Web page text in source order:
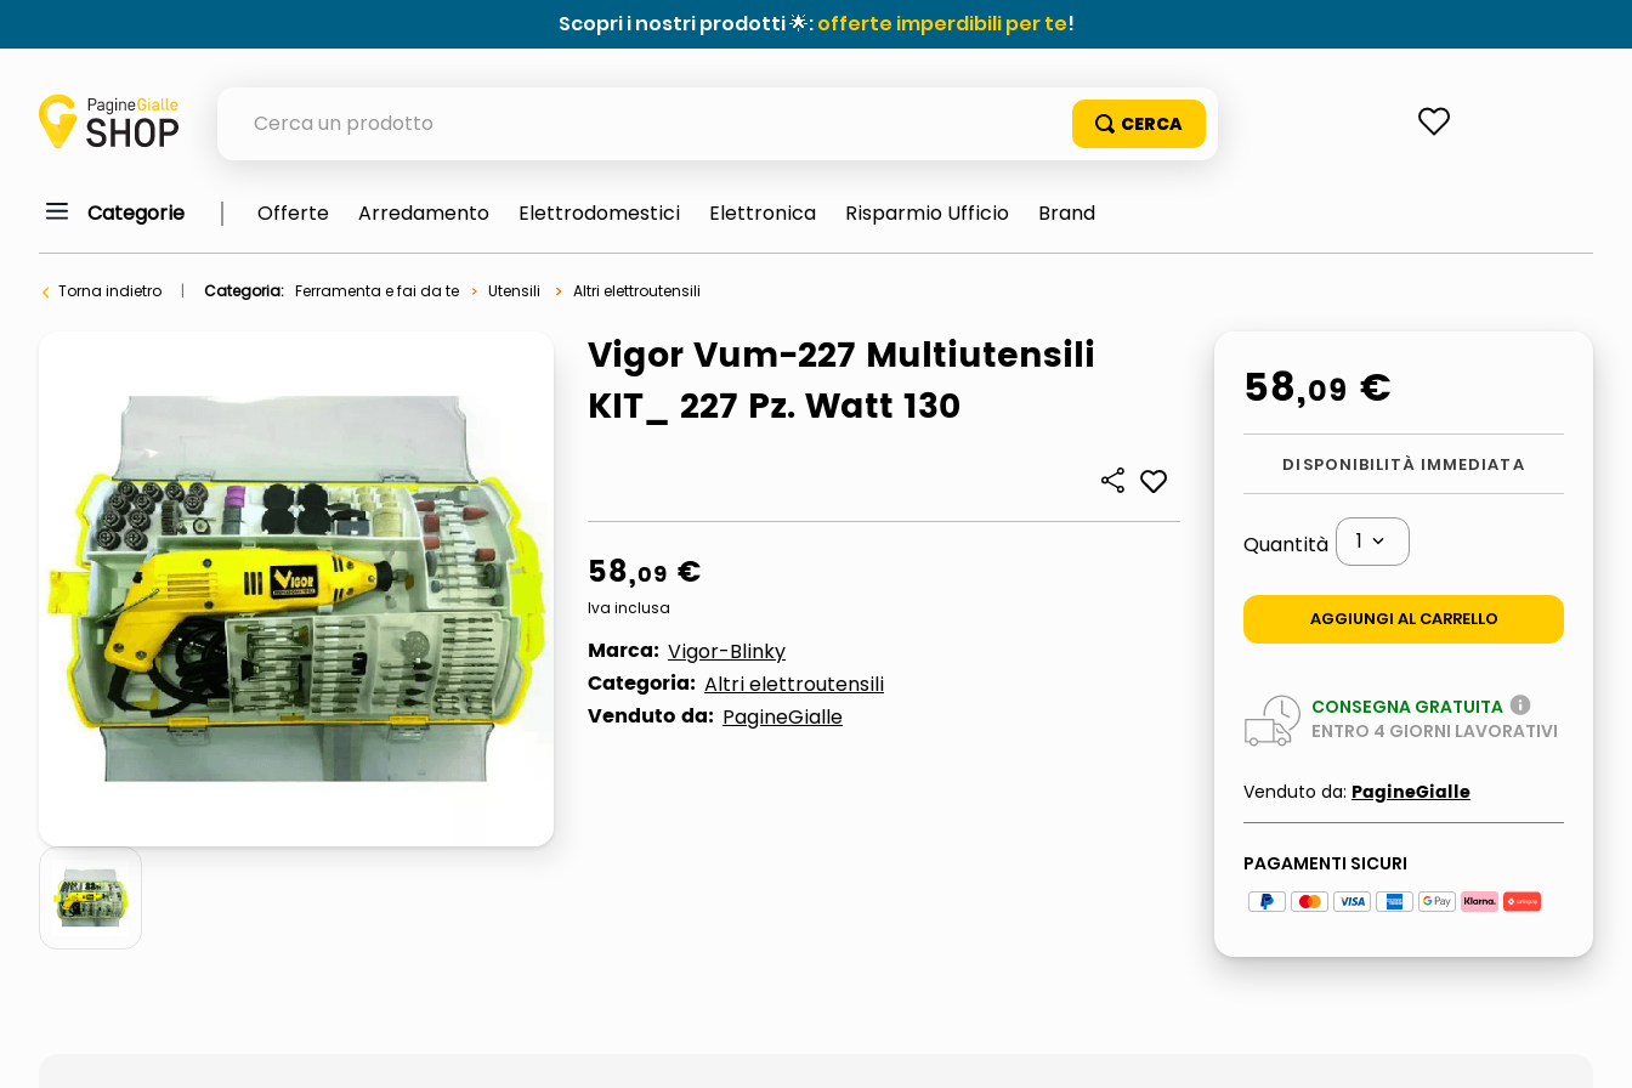
Scopri i nostri prodotti 🌟:offerte imperdibili per te!
orologio parete
elenco
italia independent occhiali sole 0703 thin rotondo sun
lucidatrice pavimenti
pattumiera raccolta differenziata
asciuga capelli spazzola
Categorie Offerte Arredamento Elettrodomestici Elettronica Risparmio Ufficio Brand
Torna indietro Categoria: Ferramenta e fai da te Utensili Altri elettroutensili
Vigor Vum-227 Multiutensili
KIT_ 227 Pz. Watt 130
58,09 €
Iva inclusa
Marca: Vigor-Blinky
Categoria: Altri elettroutensili
Venduto da: PagineGialle
58,09 €
DISPONIBILITÀ IMMEDIATA
Quantità 1
AGGIUNGI AL CARRELLO
CONSEGNA GRATUITA
ENTRO 4 GIORNI LAVORATIVI
Venduto da: PagineGialle
PAGAMENTI SICURI